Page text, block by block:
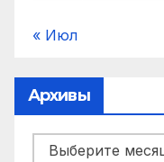
« Июл
Архивы
Архивы